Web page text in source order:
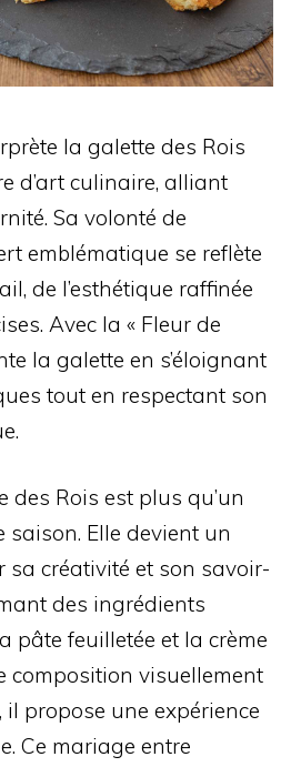
la galette des Rois
d’art culinaire, alliant
Sa volonté de
emblématique se reflète
de l’esthétique raffinée
Avec la « Fleur de
la galette en s’éloignant
tout en respectant son
des Rois est plus qu’un
saison. Elle devient un
sa créativité et son savoir-
des ingrédients
pâte feuilletée et la crème
composition visuellement
propose une expérience
Ce mariage entre